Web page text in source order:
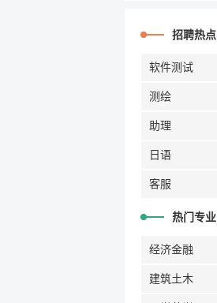
招聘热点
软件测试
测绘
助理
日语
客服
热门专业
经济金融
建筑土木